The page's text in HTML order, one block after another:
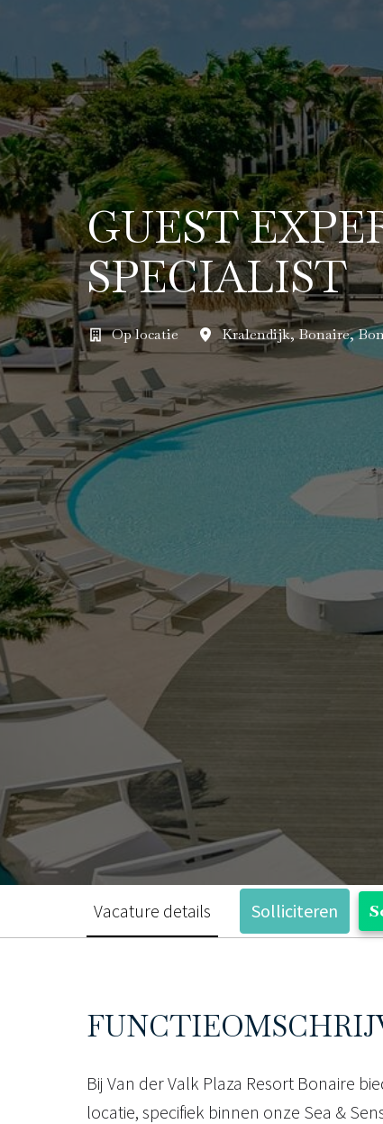
GUEST
SPECIALIST
Op locatie Kralendijk,Bonaire,
Vacature details Solliciteren
Bij Van der Valk Plaza Resort Bonaire
locatie, specifiek binnen onze Sea &